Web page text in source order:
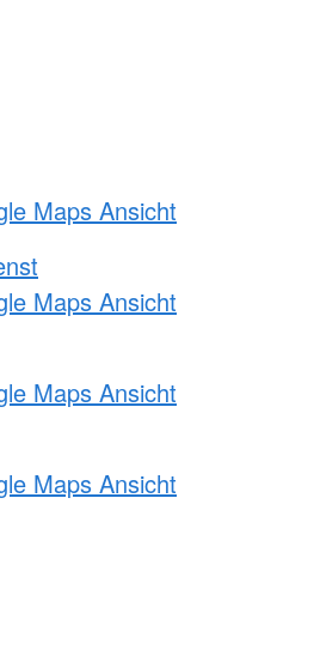
Maps Ansicht
Maps Ansicht
Maps Ansicht
Maps Ansicht